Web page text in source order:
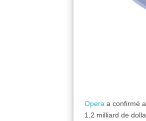
Operaa confirmé
1,2 milliard de